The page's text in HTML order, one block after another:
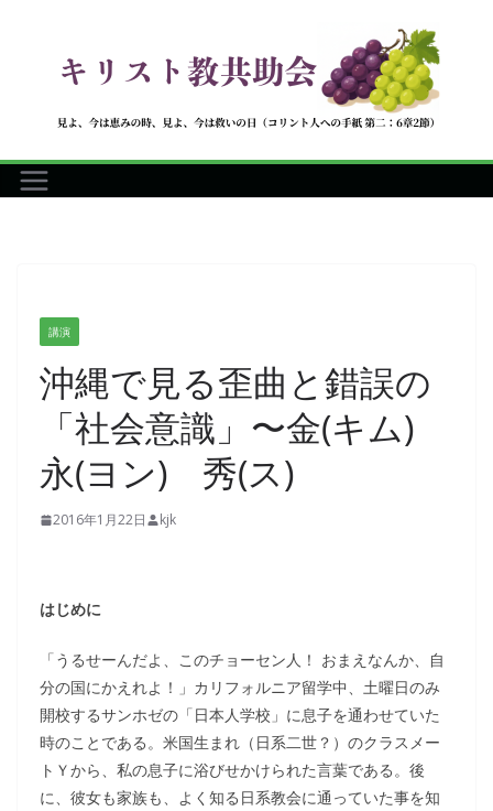
へ
ス
講演
沖縄で見る歪曲と錯誤の
「社会意識」〜金(キム)
永(ヨン) 秀(ス)
2016年1月22日 kjk
はじめに
「うるせーんだよ、このチョーセン人！ おまえなんか、自
分の国にかえれよ！」カリフォルニア留学中、土曜日のみ
開校するサンホゼの「日本人学校」に息子を通わせていた
時のことである。米国生まれ（日系二世？）のクラスメー
トＹから、私の息子に浴びせかけられた言葉である。後
に、彼女も家族も、よく知る日系教会に通っていた事を知